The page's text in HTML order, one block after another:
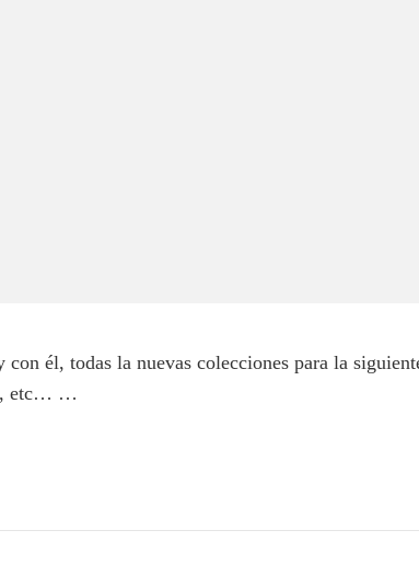
él, todas la nuevas colecciones para la
etc… …